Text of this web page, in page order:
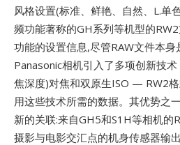
风格设置(标准、鲜艳、自然、L.单
频功能著称的GH系列等机型的
功能的设置信息,尽管RAW文件本身
Panasonic相机引入了多项创新技
焦深度)对焦和双原生ISO — RW2
用这些技术所需的数据。其优势之
新的关联:来自GH5和S1H等相机的
摄影与电影交汇点的机身传感器输